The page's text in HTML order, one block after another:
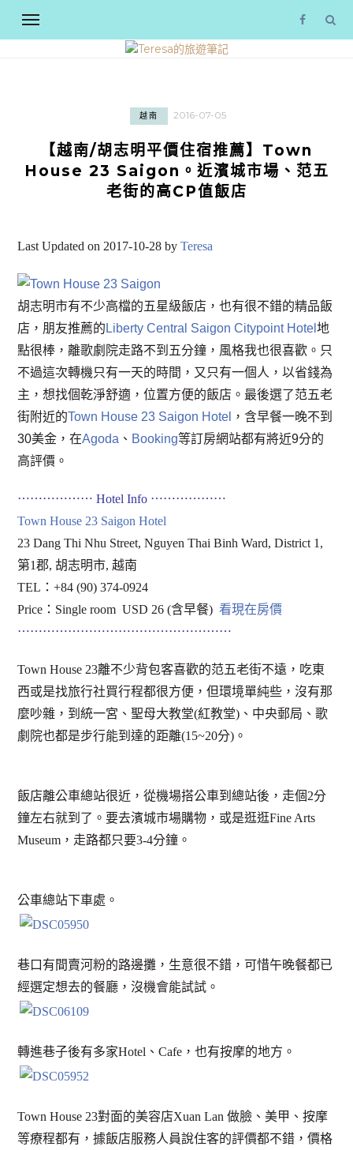
越南 2016-07-05
【越南/胡志明平價住宿推薦】Town
House 23 Saigon。近濱城市場、范五
老街的高CP值飯店
Last Updated on 2017-10-28 byTeresa
胡志明市有不少高檔的五星級飯店，也有很不錯的精品飯
店，朋友推薦的 Liberty Central Saigon Citypoint Hotel地
點很棒，離歌劇院走路不到五分鐘，風格我也很喜歡。只
不過這次轉機只有一天的時間，又只有一個人，以省錢為
主，想找個乾淨舒適，位置方便的飯店。最後選了范五老
街附近的Town House 23 Saigon Hotel ，含早餐一晚不到
30美金，在Agoda 、 Booking等訂房網站都有將近9分的
高評價。
⋯⋯⋯⋯⋯⋯ Hotel Info ⋯⋯⋯⋯⋯⋯
Town House 23 Saigon Hotel
23 Dang Thi Nhu Street, Nguyen Thai Binh Ward, District 1,
第1郡, 胡志明市, 越南
TEL：+84 (90) 374-0924
Price：Single room USD 26 (含早餐)看現在房價
⋯⋯⋯⋯⋯⋯⋯⋯⋯⋯⋯⋯⋯⋯⋯⋯⋯
Town House 23離不少背包客喜歡的范五老街不遠，吃東
西或是找旅行社買行程都很方便，但環境單純些，沒有那
麼吵雜，到統一宮、聖母大教堂(紅教堂)、中央郵局、歌
劇院也都是步行能到達的距離(15~20分)。
飯店離公車總站很近，從機場搭公車到總站後，走個2分
鐘左右就到了。要去濱城市場購物，或是逛逛Fine Arts
Museum，走路都只要3-4分鐘。
公車總站下車處。
巷口有間賣河粉的路邊攤，生意很不錯，可惜午晚餐都已
經選定想去的餐廳，沒機會能試試。
轉進巷子後有多家Hotel、Cafe，也有按摩的地方。
Town House 23對面的美容店Xuan Lan 做臉、美甲、按摩
等療程都有，據飯店服務人員說住客的評價都不錯，價格